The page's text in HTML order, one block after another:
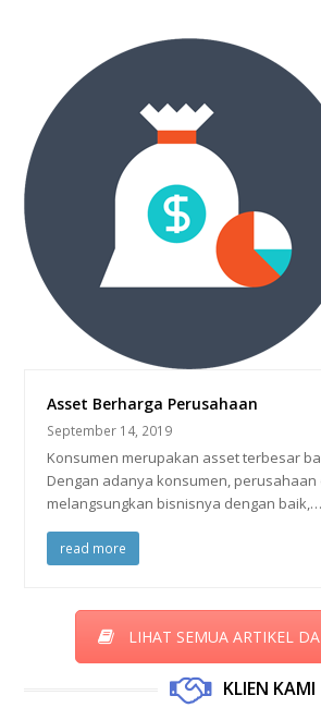
Asset Berharga Perusahaan
September 14, 2019
Konsumen merupakan asset terbesar
Dengan adanya konsumen, perusahaan
melangsungkan bisnisnya dengan baik,…
read more
LIHAT SEMUA ARTIKEL
KLIEN KAMI